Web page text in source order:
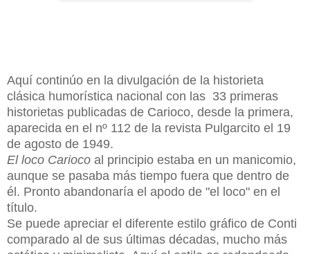
Aquí continúo en la divulgación de la historieta
clásica humorística nacional con las 33 primeras
historietas publicadas de Carioco, desde la primera,
aparecida en el nº 112 de la revista Pulgarcito el 19
de agosto de 1949.
El loco Carioco al principio estaba en un manicomio,
aunque se pasaba más tiempo fuera que dentro de
él. Pronto abandonaría el apodo de "el loco" en el
título.
Se puede apreciar el diferente estilo gráfico de Conti
comparado al de sus últimas décadas, mucho más